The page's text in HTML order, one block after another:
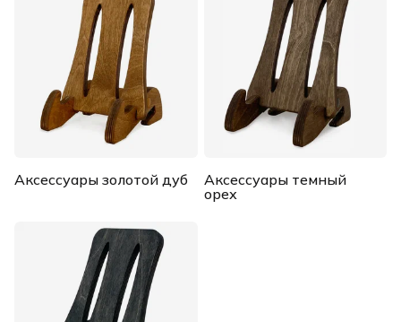
Аксессуары золотой дуб
Аксессуары темный
орех